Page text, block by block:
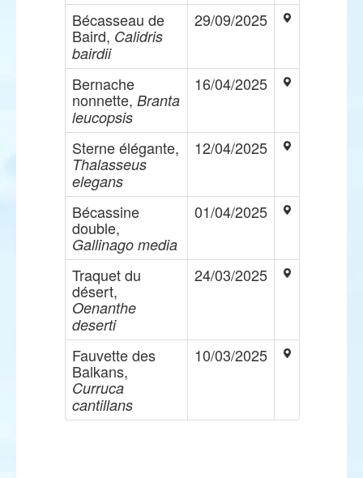
Bécasseau de
Baird, Calidris
bairdii
29/09/2025
Bernache
nonnette, Branta
leucopsis
16/04/2025
Sterne élégante,
Thalasseus
elegans
12/04/2025
Bécassine
double,
Gallinago media
01/04/2025
Traquet du
désert,
Oenanthe
deserti
24/03/2025
Fauvette des
Balkans,
Curruca
cantillans
10/03/2025